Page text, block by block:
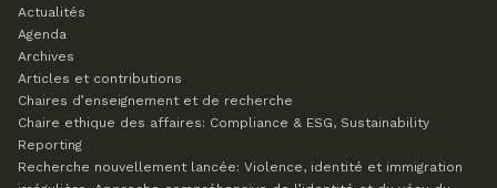
Actualités
Agenda
Archives
Articles et contributions
Chaires d’enseignement et de recherche
Chaire ethique des affaires: Compliance & ESG, Sustainability
Reporting
Recherche nouvellement lancée: Violence, identité et immigration